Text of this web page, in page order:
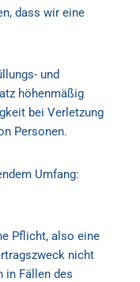
dass wir eine
und
höhenmäßig
bei Verletzung
Personen.
Umfang:
Pflicht, also eine
nicht
in Fällen des